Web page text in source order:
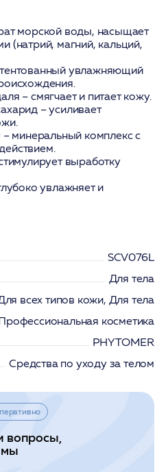
морской воды, насыщает
(натрий, магний, кальций,
увлажняющий
– смягчает и питает кожу.
– усиливает
– минеральный комплекс с
выработку
увлажняет и
SCV076L
Для тела
всех типов кожи, Для тела
косметика
PHYTOMER
Средства по уходу за телом
вопросы,
мы